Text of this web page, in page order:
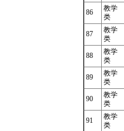
86
教学
类
87
教学
类
88
教学
类
89
教学
类
90
教学
类
91
教学
类